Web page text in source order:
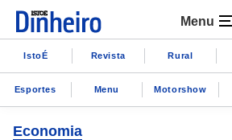
Menu
IstoÉ Revista Rural
Esportes Menu Motorshow
Economia